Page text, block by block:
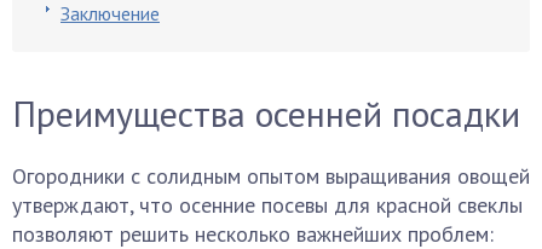
Заключение
Преимущества осенней посадки
Огородники с солидным опытом выращивания овощей
утверждают, что осенние посевы для красной свеклы
позволяют решить несколько важнейших проблем: